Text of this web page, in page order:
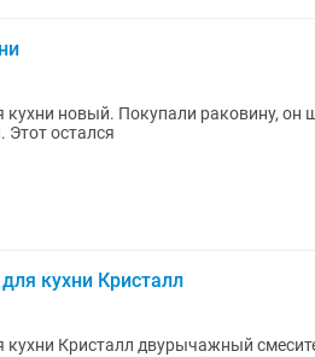
кухни новый. Покупали раковину, он
Этот остался
кухни Кристалл
кухни Кристалл двурычажный